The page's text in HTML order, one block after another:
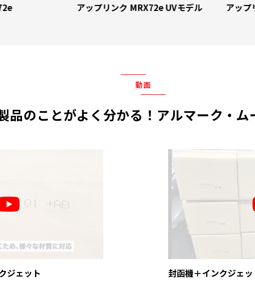
UVモデル アップリンク LCX36e
動画
品のことがよく分かる！アルマーク・ム
ジェット 封函機＋インクジェ